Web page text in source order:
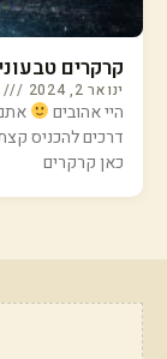
קרקרים
ינואר 2, 2024
היי אהובים
דרכים להכניס
כאן קרקרים